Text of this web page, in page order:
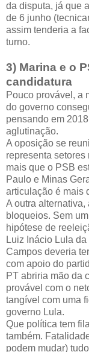
da disputa, já que
de 6 junho
assim tenderia a
turno.
3) Marina e o
candidatura
Pouco provável, a
do governo
pensando em
aglutinação.
A oposição se
representa
mais que o PSB
Paulo e Minas
articulação é mais
A outra
bloqueios. Sem
hipótese de
Luiz Inácio Lula
Campos deveria
com apoio do
PT abriria mão da
provável com o
tangível com uma
governo Lula.
Que política tem
também.
podem mudar)